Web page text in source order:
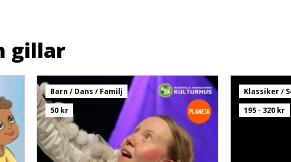
gillar
Barn / Dans / Familj
50 kr
Klassiker /
195 - 320 kr